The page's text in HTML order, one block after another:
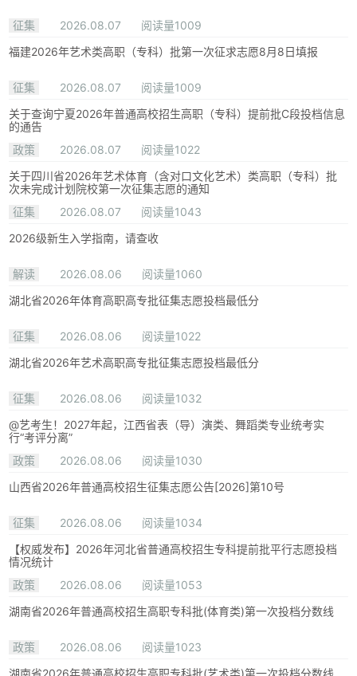
征集 2026.08.07
阅读量1009
福建2026年艺术类高职（专科）批第一次征求志愿8月8日填报
征集 2026.08.07
阅读量1009
关于查询宁夏2026年普通高校招生高职（专科）提前批C段投档信息
的通告
政策
2026.08.07
阅读量1022
关于四川省2026年艺术体育（含对口文化艺术）类高职（专科）批
次未完成计划院校第一次征集志愿的通知
征集
2026.08.07
阅读量1043
2026级新生入学指南，请查收
解读 2026.08.06
阅读量1060
湖北省2026年体育高职高专批征集志愿投档最低分
征集 2026.08.06
阅读量1022
湖北省2026年艺术高职高专批征集志愿投档最低分
征集 2026.08.06
阅读量1032
@艺考生！2027年起，江西省表（导）演类、舞蹈类专业统考实
行“考评分离”
政策
2026.08.06
阅读量1030
山西省2026年普通高校招生征集志愿公告[2026]第10号
征集 2026.08.06
阅读量1034
【权威发布】2026年河北省普通高校招生专科提前批平行志愿投档
情况统计
政策
2026.08.06
阅读量1053
湖南省2026年普通高校招生高职专科批(体育类)第一次投档分数线
政策 2026.08.06
阅读量1023